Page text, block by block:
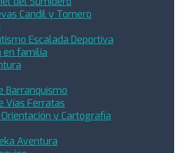
Candil y Tornero
Escalada Deportiva
en familia
Barranquismo
Vías Ferratas
y Cartografía
Aventura